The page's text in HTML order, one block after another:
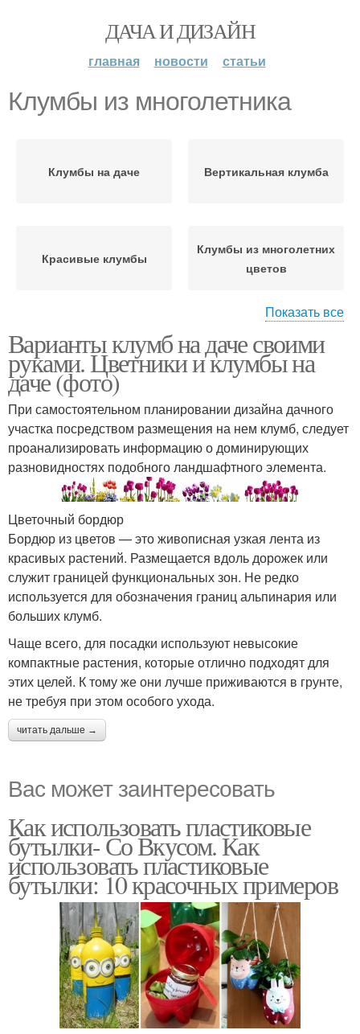
ДАЧА И ДИЗАЙН
главная новости статьи
Клумбы из многолетника
Клумбы на даче Вертикальная клумба
Красивые клумбы
Клумбы из многолетних
цветов
Вертикальные клумбы Руки из многолетников
Показать все
Варианты клумб на даче своими
руками. Цветники и клумбы на
даче (фото)
При самостоятельном планировании дизайна дачного
участка посредством размещения на нем клумб, следует
проанализировать информацию о доминирующих
разновидностях подобного ландшафтного элемента.
Цветочный бордюр
Бордюр из цветов — это живописная узкая лента из
красивых растений. Размещается вдоль дорожек или
служит границей функциональных зон. Не редко
используется для обозначения границ альпинария или
больших клумб.
Чаще всего, для посадки используют невысокие
компактные растения, которые отлично подходят для
этих целей. К тому же они лучше приживаются в грунте,
не требуя при этом особого ухода.
читать дальше →
Вас может заинтересовать
Как использовать пластиковые
бутылки- Со Вкусом. Как
использовать пластиковые
бутылки: 10 красочных примеров